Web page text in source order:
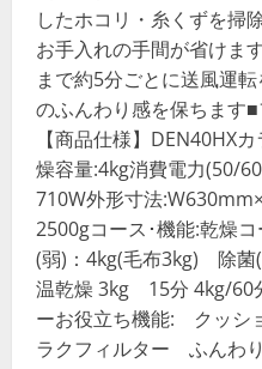
したホコリ・糸くずを掃
お手入れの手間が省けま
まで約5分ごとに送風運
のふんわり感を保ちます
【商品仕様】DEN40HX
燥容量:4kg消費電力(50/
710W外形寸法
2500gコース･機能:乾燥
(弱)：4kg(毛布3kg) 除
温乾燥 3kg 15分 4kg/60
ーお役立ち機能: クッシ
ラクフィルター ふんわ